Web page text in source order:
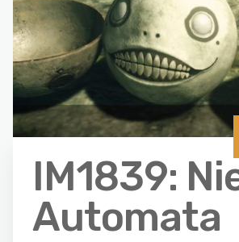
IM1839:
Automata